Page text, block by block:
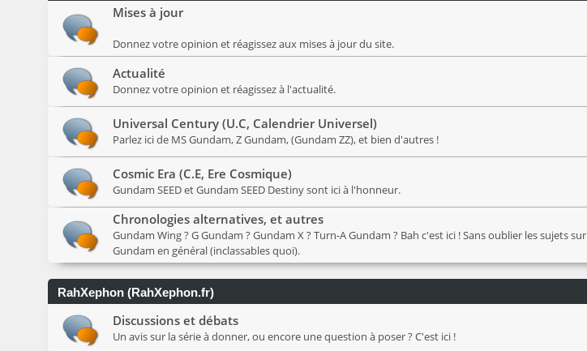
Mises à jour
Donnez votre opinion et réagissez aux mises à jour du site.
Actualité
Donnez votre opinion et réagissez à l'actualité.
Universal Century (U.C, Calendrier Universel)
Parlez ici de MS Gundam, Z Gundam, (Gundam ZZ), et bien d'autres !
Cosmic Era (C.E, Ere Cosmique)
Gundam SEED et Gundam SEED Destiny sont ici à l'honneur.
Chronologies alternatives, et autres
Gundam Wing ? G Gundam ? Gundam X ? Turn-A Gundam ? Bah c'est ici ! Sans oublier les sujets sur
Gundam en général (inclassables quoi).
RahXephon (RahXephon.fr)
Discussions et débats
Un avis sur la série à donner, ou encore une question à poser ? C'est ici !